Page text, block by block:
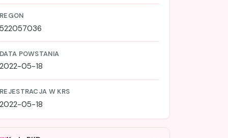
REGON
522057036
DATA POWSTANIA
2022-05-18
REJESTRACJA W KRS
2022-05-18